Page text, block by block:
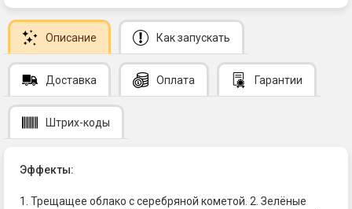
Описание Как запускать
Доставка Оплата Гарантии
Штрих-коды
Эффекты:
1. Трещащее облако с серебряной кометой. 2. Зелёные